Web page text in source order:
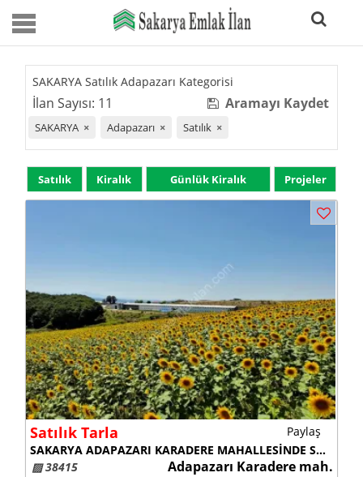
SAKARYA Satılık Adapazarı Kategorisi
İlan Sayısı: 11 Aramayı Kaydet
SAKARYA × Adapazarı × Satılık ×
Satılık Kiralık Günlük Kiralık Projeler
Satılık Tarla
SAKARYA ADAPAZARI KARADERE MAHALLESİNDE SATILIK 2 PARSEL TARLA
▨ 38415
Adapazarı Karadere mah.
Paylaş